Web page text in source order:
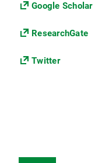
Google Scholar
ResearchGate
Twitter